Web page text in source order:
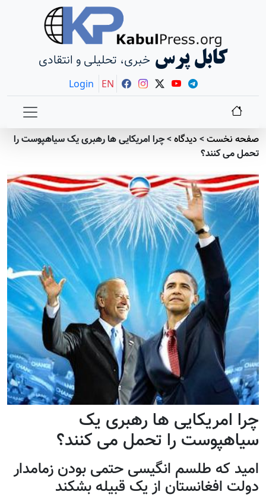
کابل پرس خبری، تحلیلی و انتقادی
Login EN
صفحه نخست> دیدگاه>چرا امریکایی ها رهبری یک سیاهپوست را
تحمل می کنند؟
چرا امریکایی ها رهبری یک
سیاهپوست را تحمل می کنند؟
امید که طلسم انگیسی حتمی بودن زمامدار
دولت افغانستان از یک قبیله بشکند